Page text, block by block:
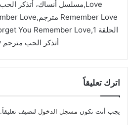
أتذكر الحب مترجم asia2tv
اترك تعليقاً
يجب أنت تكون مسجل الدخول لتضيف تعليقاً.